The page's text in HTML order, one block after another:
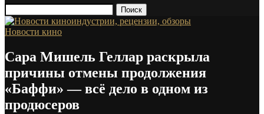
Поиск
Новости кино
Сара Мишель Геллар раскрыла
причины отмены продолжения
«Баффи» — всё дело в одном из
продюсеров